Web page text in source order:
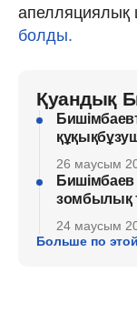
апелляциялық
болды.
Қуандық
26 маусым
Бишімбаев
зомбылық
24 маусым
Больше по